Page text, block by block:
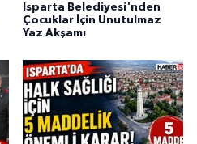
Isparta Belediyesi'nden
Çocuklar İçin Unutulmaz
Yaz Akşamı